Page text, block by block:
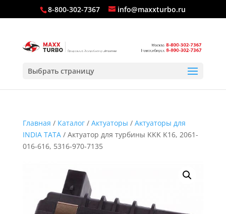
8-800-302-7367 info@maxxturbo.ru
Выбрать страницу
Главная / Каталог/ Актуаторы / Актуаторы для
INDIA TATA/ Актуатор для турбины KKK K16, 2061-
016-616, 5316-970-7135